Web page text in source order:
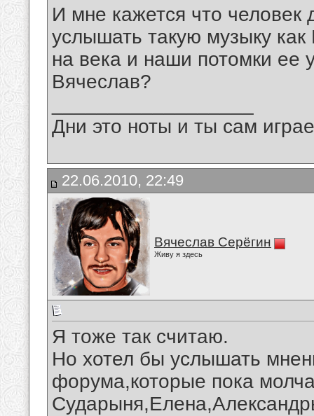
И мне кажется что человек
услышать такую музыку
на века и наши потомки ее
Вячеслав?
Дни это ноты и ты сам
22.06.2010, 22:49
Вячеслав Серёгин
Живу я здесь
Я тоже так считаю.
Но хотел бы услышать
форума,которые пока